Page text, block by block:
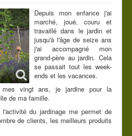
Accueil
Depuis mon enfance j'ai
marché, joué, couru et
travaillé dans le jardin et
jusqu'à l'âge de seize ans
j'ai accompagné mon
grand-père au jardin. Cela
se passait tout les week-
ends et les vacances.
mes vingt ans, je jardine pour la
de ma famille.
du jardinage me permet de
de clients, les meilleurs produits